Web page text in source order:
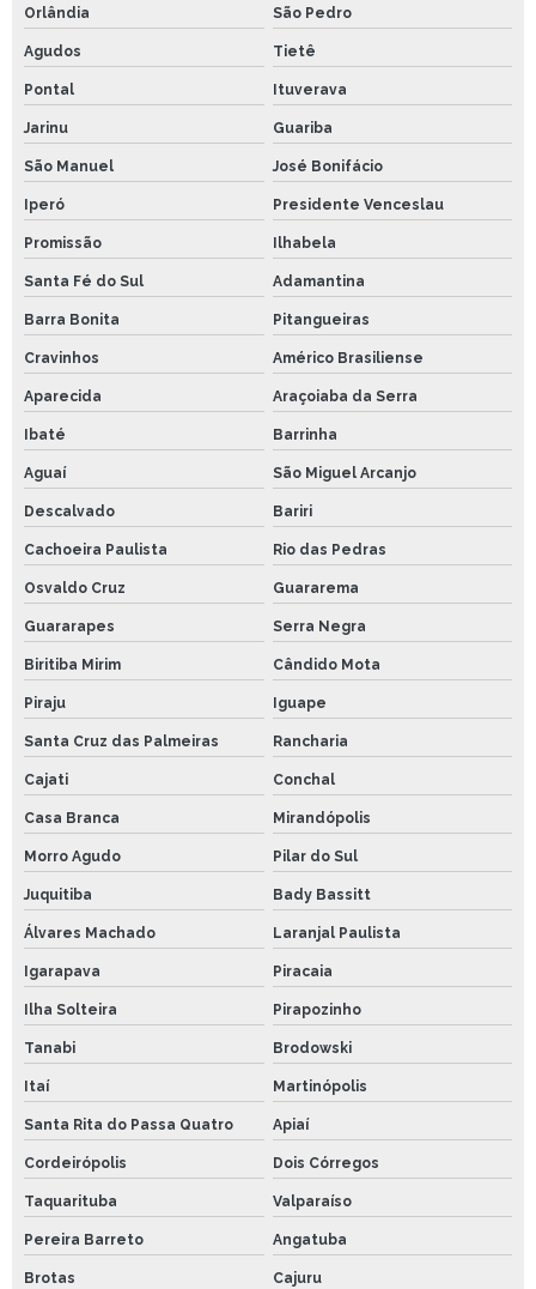
Orlândia São Pedro
Agudos Tietê
Pontal Ituverava
Jarinu Guariba
São Manuel José Bonifácio
Iperó Presidente Venceslau
Promissão Ilhabela
Santa Fé do Sul Adamantina
Barra Bonita Pitangueiras
Cravinhos Américo Brasiliense
Aparecida Araçoiaba da Serra
Ibaté Barrinha
Aguaí São Miguel Arcanjo
Descalvado Bariri
Cachoeira Paulista Rio das Pedras
Osvaldo Cruz Guararema
Guararapes Serra Negra
Biritiba Mirim Cândido Mota
Piraju Iguape
Santa Cruz das Palmeiras Rancharia
Cajati Conchal
Casa Branca Mirandópolis
Morro Agudo Pilar do Sul
Juquitiba Bady Bassitt
Álvares Machado Laranjal Paulista
Igarapava Piracaia
Ilha Solteira Pirapozinho
Tanabi Brodowski
Itaí Martinópolis
Santa Rita do Passa Quatro Apiaí
Cordeirópolis Dois Córregos
Taquarituba Valparaíso
Pereira Barreto Angatuba
Brotas Cajuru